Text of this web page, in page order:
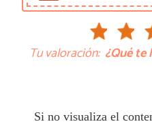
Tu valoración: ¿Qué te
Si no visualiza el